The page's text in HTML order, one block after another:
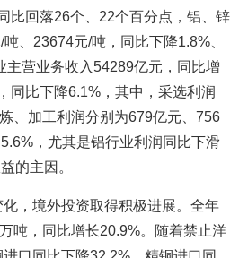
比回落26个、22个百分点，铝、锌
、23674元/吨，同比下降1.8%、
主营业务收入54289亿元，同比增
同比下降6.1%，其中，采选利润
、加工利润分别为679亿元、756
，尤其是铝行业利润同比下滑
的主因。
化，境外投资取得积极进展。全年
吨，同比增长20.9%。随着禁止洋